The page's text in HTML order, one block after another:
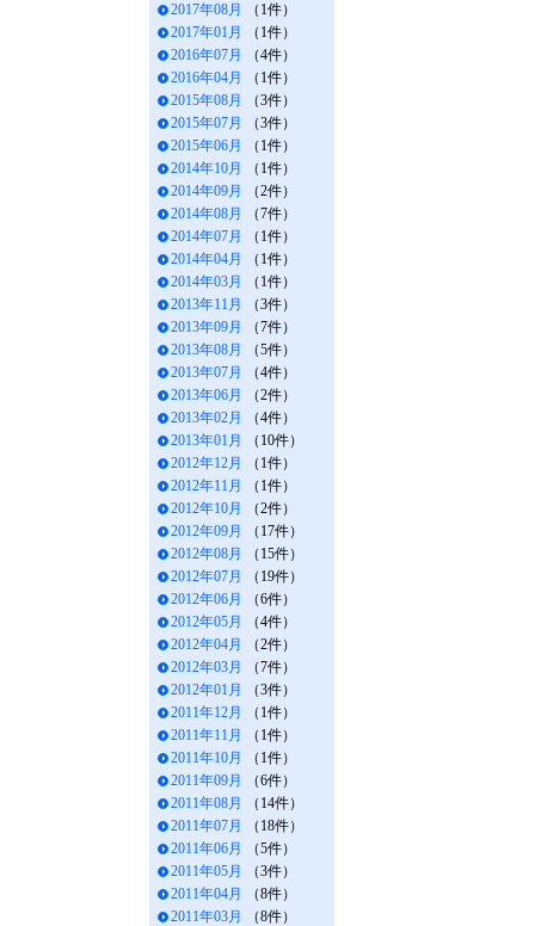
2017年08月
（1件）
2017年01月
（1件）
2016年07月
（4件）
2016年04月
（1件）
2015年08月
（3件）
2015年07月
（3件）
2015年06月
（1件）
2014年10月
（1件）
2014年09月
（2件）
2014年08月
（7件）
2014年07月
（1件）
2014年04月
（1件）
2014年03月
（1件）
2013年11月
（3件）
2013年09月
（7件）
2013年08月
（5件）
2013年07月
（4件）
2013年06月
（2件）
2013年02月
（4件）
2013年01月
（10件）
2012年12月
（1件）
2012年11月
（1件）
2012年10月
（2件）
2012年09月
（17件）
2012年08月
（15件）
2012年07月
（19件）
2012年06月
（6件）
2012年05月
（4件）
2012年04月
（2件）
2012年03月
（7件）
2012年01月
（3件）
2011年12月
（1件）
2011年11月
（1件）
2011年10月
（1件）
2011年09月
（6件）
2011年08月
（14件）
2011年07月
（18件）
2011年06月
（5件）
2011年05月
（3件）
2011年04月
（8件）
2011年03月
（8件）